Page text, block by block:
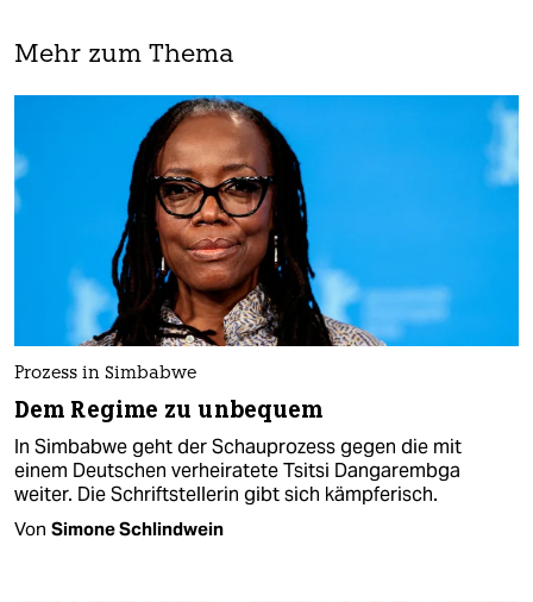
Mehr zum Thema
Prozess in Simbabwe
Dem Regime zu unbequem
In Simbabwe geht der Schauprozess gegen die mit
einem Deutschen verheiratete Tsitsi Dangarembga
weiter. Die Schriftstellerin gibt sich kämpferisch.
Von Simone Schlindwein